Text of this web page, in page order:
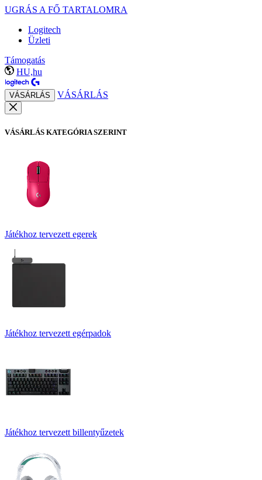
UGRÁS A FŐ TARTALOMRA
Logitech
Üzleti
Támogatás
HU,hu
VÁSÁRLÁS VÁSÁRLÁS
VÁSÁRLÁS KATEGÓRIA SZERINT
Játékhoz tervezett egerek
Játékhoz tervezett egérpadok
Játékhoz tervezett billentyűzetek